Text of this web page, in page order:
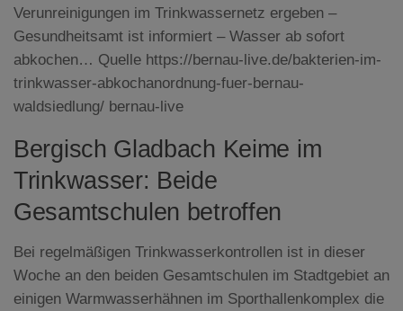
Verunreinigungen im Trinkwassernetz ergeben –
Gesundheitsamt ist informiert – Wasser ab sofort
abkochen… Quelle https://bernau-live.de/bakterien-im-
trinkwasser-abkochanordnung-fuer-bernau-
waldsiedlung/ bernau-live
Bergisch Gladbach Keime im
Trinkwasser: Beide
Gesamtschulen betroffen
Bei regelmäßigen Trinkwasserkontrollen ist in dieser
Woche an den beiden Gesamtschulen im Stadtgebiet an
einigen Warmwasserhähnen im Sporthallenkomplex die